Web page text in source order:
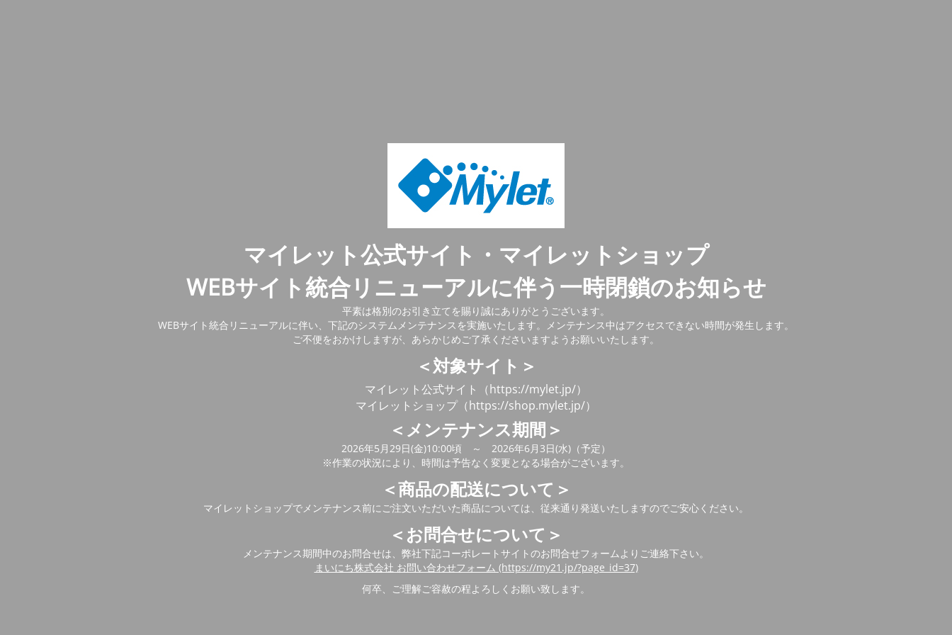
マイレット公式サイト・マイレットショップ
WEBサイト統合リニューアルに伴う一時閉鎖のお知らせ
平素は格別のお引き立てを賜り誠にありがとうございます。
WEBサイト統合リニューアルに伴い、下記のシステムメンテナンスを実施いたします。メンテナンス中はアクセスできない時間が発生します。
ご不便をおかけしますが、あらかじめご了承くださいますようお願いいたします。
＜対象サイト＞
マイレット公式サイト（https://mylet.jp/）
マイレットショップ（https://shop.mylet.jp/）
＜メンテナンス期間＞
2026年5月29日(金)10:00頃 ～ 2026年6月3日(水)（予定）
※作業の状況により、時間は予告なく変更となる場合がございます。
＜商品の配送について＞
マイレットショップでメンテナンス前にご注文いただいた商品については、従来通り発送いたしますのでご安心ください。
＜お問合せについて＞
メンテナンス期間中のお問合せは、弊社下記コーポレートサイトのお問合せフォームよりご連絡下さい。
まいにち株式会社 お問い合わせフォーム (https://my21.jp/?page_id=37)
何卒、ご理解ご容赦の程よろしくお願い致します。